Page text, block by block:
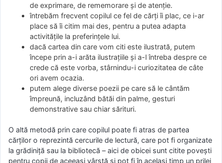
de exprimare, de rememorare și de atenție.
întrebăm frecvent copilul ce fel de cărți îi plac, ce i-ar
place să îi citim mai des, pentru a putea adapta
activitățile la preferințele lui.
dacă cartea din care vom citi este ilustrată, putem
începe prin a-i arăta ilustrațiile și a-l întreba despre ce
crede că este vorba, stârnindu-i curiozitatea de câte
ori avem ocazia.
putem alege diverse poezii pe care să le cântăm
împreună, incluzând bătăi din palme, gesturi
demonstrative sau chiar sărituri.
O altă metodă prin care copilul poate fi atras de partea
cărților o reprezintă cercurile de lectură, care pot fi organizate
la grădiniță sau la bibliotecă – aici de obicei sunt citite povești
pentru copii de aceeași vârstă și pot fi în același timp un prilej